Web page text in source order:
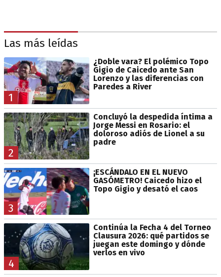
Las más leídas
1
¿Doble vara? El polémico Topo
Gigio de Caicedo ante San
Lorenzo y las diferencias con
Paredes a River
2
Concluyó la despedida íntima a
Jorge Messi en Rosario: el
doloroso adiós de Lionel a su
padre
3
¡ESCÁNDALO EN EL NUEVO
GASÓMETRO! Caicedo hizo el
Topo Gigio y desató el caos
4
Continúa la Fecha 4 del Torneo
Clausura 2026: qué partidos se
juegan este domingo y dónde
verlos en vivo